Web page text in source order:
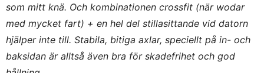
som mitt knä. Och kombinationen crossfit (när wodar
med mycket fart) + en hel del stillasittande vid datorn
hjälper inte till. Stabila, bitiga axlar, speciellt på in- och
baksidan är alltså även bra för skadefrihet och god